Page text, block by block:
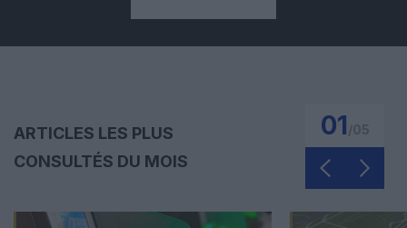
ARTICLES LES PLUS
CONSULTÉS DU MOIS
01